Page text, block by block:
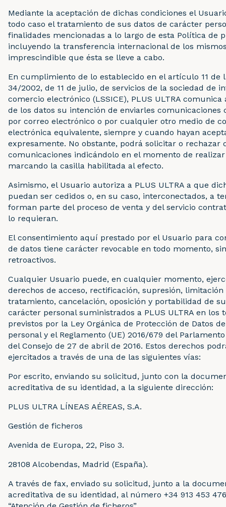
Mediante la aceptación de dichas condiciones el
todo caso el tratamiento de sus datos de carácter
finalidades mencionadas a lo largo de esta Política de
incluyendo la transferencia internacional de los
imprescindible que ésta se lleve a cabo.
En cumplimiento de lo establecido en el artículo 11 de
34/2002, de 11 de julio, de servicios de la sociedad de
comercio electrónico (LSSICE), PLUS ULTRA
de los datos su intención de enviarles comunicaciones
por correo electrónico o por cualquier otro medio de
electrónica equivalente, siempre y cuando hayan
expresamente. No obstante, podrá solicitar o rechazar
comunicaciones indicándolo en el momento de
marcando la casilla habilitada al efecto.
Asimismo, el Usuario autoriza a PLUS ULTRA a que
puedan ser cedidos o, en su caso, interconectados, a
forman parte del proceso de venta y del servicio
lo requieran.
El consentimiento aquí prestado por el Usuario para
de datos tiene carácter revocable en todo momento,
retroactivos.
Cualquier Usuario puede, en cualquier momento,
derechos de acceso, rectificación, supresión, limitación
tratamiento, cancelación, oposición y portabilidad de
carácter personal suministrados a PLUS ULTRA en los
previstos por la Ley Orgánica de Protección de Datos
personal y el Reglamento (UE) 2016/679 del
del Consejo de 27 de abril de 2016. Estos derechos
ejercitados a través de una de las siguientes vías:
Por escrito, enviando su solicitud, junto con la
acreditativa de su identidad, a la siguiente dirección:
PLUS ULTRA LÍNEAS AÉREAS, S.A.
Gestión de ficheros
Avenida de Europa, 22, Piso 3.
28108 Alcobendas, Madrid (España).
A través de fax, enviado su solicitud, junto a la
acreditativa de su identidad, al número +34 913 453